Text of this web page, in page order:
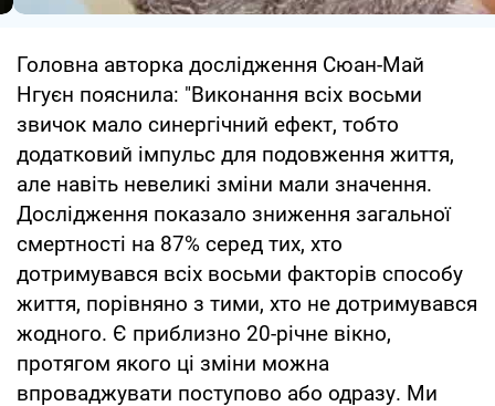
Головна авторка дослідження Сюан-Май
Нгуєн пояснила: "Виконання всіх восьми
звичок мало синергічний ефект, тобто
додатковий імпульс для подовження життя,
але навіть невеликі зміни мали значення.
Дослідження показало зниження загальної
смертності на 87% серед тих, хто
дотримувався всіх восьми факторів способу
життя, порівняно з тими, хто не дотримувався
жодного. Є приблизно 20-річне вікно,
протягом якого ці зміни можна
впроваджувати поступово або одразу. Ми